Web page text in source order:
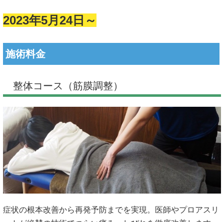
2023年5月24日～
施術料金
整体コース（筋膜調整）
症状の根本改善から再発予防までを実現。医師やプロアスリ